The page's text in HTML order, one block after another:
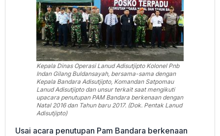
Kepala Dinas Operasi Lanud Adisutjipto Kolonel Pnb
Indan Gilang Buldansayah, bersama-sama dengan
Kepala Bandara Adisutjipto, Komandan Satpomau
Lanud Adisutjipto dan unsur terkait saat mengikuti
upacara penutupan PAM Bandara berkenaan dengan
Natal 2016 dan Tahun baru 2017. (Dok. Pentak Lanud
Adisutjipto)
Usai acara penutupan Pam Bandara berkenaan